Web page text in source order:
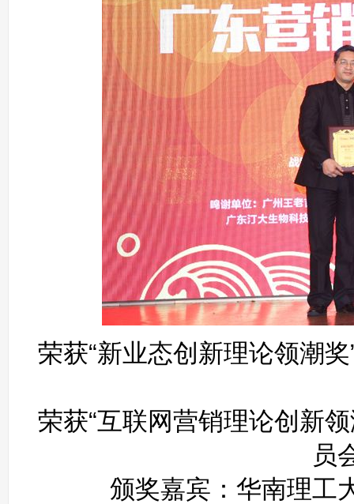
荣获“新业态创新理论领潮
荣获“互联网营销理论创新
员
颁奖嘉宾：华南理工